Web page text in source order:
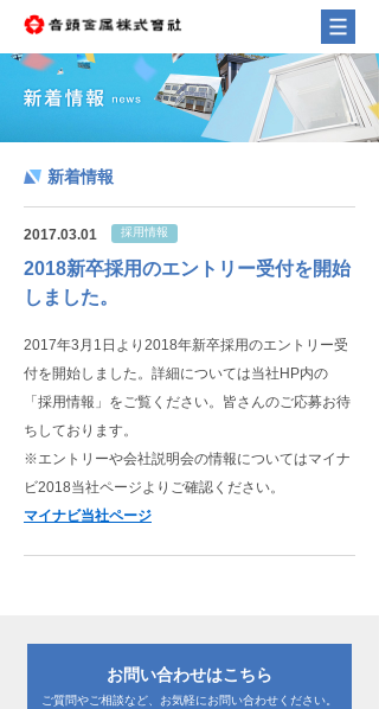
新着情報
2017.03.01 採用情報
2018新卒採用のエントリー受付を開始
しました。
2017年3月1日より2018年新卒採用のエントリー受
付を開始しました。詳細については当社HP内の
「採用情報」をご覧ください。皆さんのご応募お待
ちしております。
※エントリーや会社説明会の情報についてはマイナ
ビ2018当社ページよりご確認ください。
マイナビ当社ページ
お問い合わせはこちら
ご質問やご相談など、お気軽にお問い合わせください。